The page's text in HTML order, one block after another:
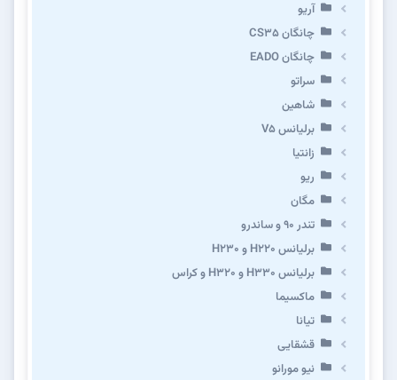
آریو
چانگان CS35
چانگان EADO
سراتو
شاهین
برلیانس V5
زانتیا
ریو
مگان
تندر ۹۰ و ساندرو
برلیانس H220 و H230
برلیانس H330 و H320 و کراس
ماکسیما
تیانا
قشقایی
نیو مورانو